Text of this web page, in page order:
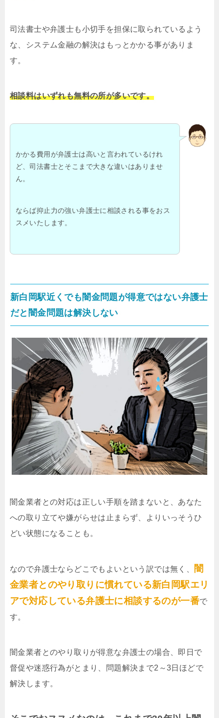
司法書士や弁護士も小切手を担保に取られているよう
な、システム金融の解決はもっとかかる事がありま
す。
相談料はいずれも無料の所が多いです。
かかる費用が弁護士は高いと言われているけれ
ど、司法書士とそこまで大きな違いはありませ
ん。
ならば抑止力の強い弁護士に相談される事をおス
スメいたします。
新白岡駅近くでも闇金問題が得意ではない弁護士
だと闇金問題は解決しない
闇金業者との対応は正しい手順を踏まないと、あなた
への取り立てや嫌がらせは止まらず、よりいっそうひ
どい状態になることも。
なので弁護士ならどこでもよいという訳では無く、
闇
金業者とのやり取りに慣れている新白岡駅エリ
アで対応している弁護士に相談するのが一番で
す。
闇金業者とのやり取りが得意な弁護士の場合、即日で
督促や迷惑行為がとまり、問題解決まで2～3日ほどで
解決します。